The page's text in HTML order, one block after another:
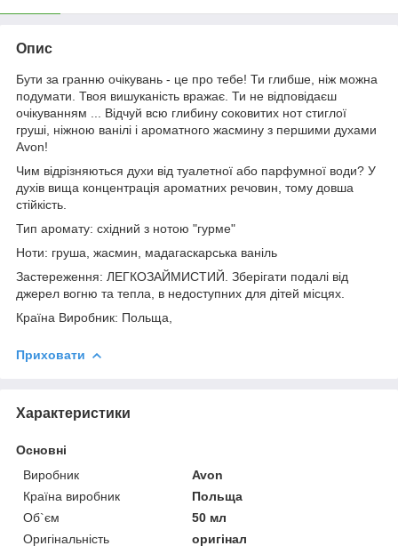
Опис
Бути за гранню очікувань - це про тебе! Ти глибше, ніж можна
подумати. Твоя вишуканість вражає. Ти не відповідаєш
очікуванням ... Відчуй всю глибину соковитих нот стиглої
груші, ніжною ванілі і ароматного жасмину з першими духами
Avon!
Чим відрізняються духи від туалетної або парфумної води? У
духів вища концентрація ароматних речовин, тому довша
стійкість.
Тип аромату: східний з нотою "гурме"
Ноти: груша, жасмин, мадагаскарська ваніль
Застереження: ЛЕГКОЗАЙМИСТИЙ. Зберігати подалі від
джерел вогню та тепла, в недоступних для дітей місцях.
Країна Виробник: Польща,
Приховати
Характеристики
Основні
Виробник
Avon
Країна виробник
Польща
Об`єм
50 мл
Оригінальність
оригінал